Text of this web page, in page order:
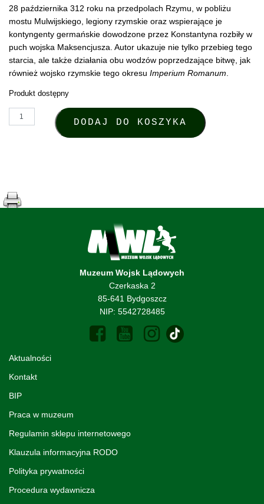
28 października 312 roku na przedpolach Rzymu, w pobliżu
mostu Mulwijskiego, legiony rzymskie oraz wspierające je
kontyngenty germańskie dowodzone przez Konstantyna rozbiły w
puch wojska Maksencjusza. Autor ukazuje nie tylko przebieg tego
starcia, ale także działania obu wodzów poprzedzające bitwę, jak
również wojsko rzymskie tego okresu Imperium Romanum
Produkt dostępny
ilość Damian Waszak, Most Mulwijski 312, Bydgoszcz 2018
DODAJ DO KOSZYKA
Muzeum Wojsk Lądowych
Czerkaska 2
85-641 Bydgoszcz
NIP: 5542728485
Aktualności
Kontakt
BIP
Praca w muzeum
Regulamin sklepu internetowego
Klauzula informacyjna RODO
Polityka prywatności
Procedura wydawnicza